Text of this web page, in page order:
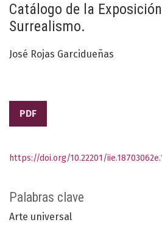
Catálogo de la
Surrealismo.
José Rojas Garcidueñas
PDF
Palabras clave
Arte universal
https://doi.org/10.22201/